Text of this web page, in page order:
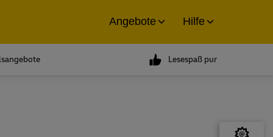
Angebote Hilfe
Lesespaß pur